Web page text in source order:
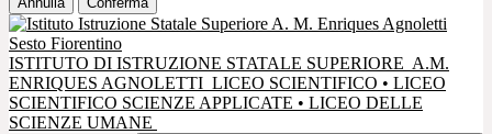
ISTITUTO DI ISTRUZIONE STATALE SUPERIORE A.M.
ENRIQUES AGNOLETTI LICEO SCIENTIFICO • LICEO
SCIENTIFICO SCIENZE APPLICATE • LICEO DELLE
SCIENZE UMANE